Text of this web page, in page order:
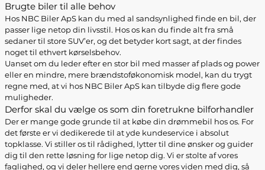
Brugte biler til alle behov
Hos NBC Biler ApS kan du med al sandsynlighed finde en bil, der
passer lige netop din livsstil. Hos os kan du finde alt fra små
sedaner til store SUV’er, og det betyder kort sagt, at der findes
noget til ethvert kørselsbehov.
Uanset om du leder efter en stor bil med masser af plads og power
eller en mindre, mere brændstoføkonomisk model, kan du trygt
regne med, at vi hos NBC Biler ApS kan tilbyde dig flere gode
muligheder.
Derfor skal du vælge os som din foretrukne bilforhandler
Der er mange gode grunde til at købe din drømmebil hos os. For
det første er vi dedikerede til at yde kundeservice i absolut
topklasse. Vi stiller os til rådighed, lytter til dine ønsker og guider
dig til den rette løsning for lige netop dig. Vi er stolte af vores
faglighed, og vi deler hellere end gerne vores viden med dig, så